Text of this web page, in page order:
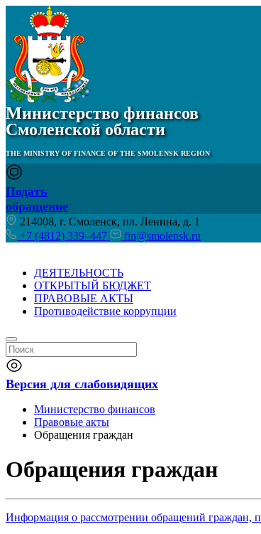
Министерство финансов
Смоленской области
THE MINISTRY OF FINANCE OF THE SMOLENSK REGION
Подать
обращение
214008, г. Смоленск, пл. Ленина, д. 1
+7 (4812) 339–447
fin@smolensk.ru
ДЕЯТЕЛЬНОСТЬ
ОТКРЫТЫЙ БЮДЖЕТ
ПРАВОВЫЕ АКТЫ
Противодействие коррупции
Версия для слабовидящих
Министерство финансов
Правовые акты
Обращения граждан
Обращения граждан
Информация о рассмотрении обращений граждан,